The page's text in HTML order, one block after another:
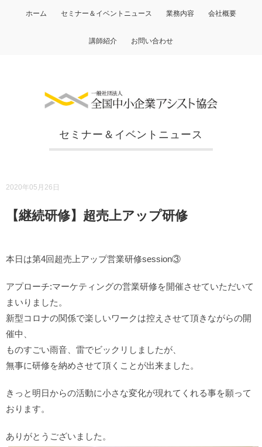
ホーム セミナー＆イベントニュース 業務内容 会社概要
講師紹介 お問い合わせ
セミナー＆イベントニュース
2020年05月26日
【継続研修】超売上アップ研修
本日は第4回超売上アップ営業研修session③
アプローチ:マーケティングの営業研修を開催させていただいて
まいりました。
新型コロナの関係で楽しいワークは控えさせて頂きながらの開
催中、
ものすごい雨音、雷でビックリしましたが、
無事に研修を納めさせて頂くことが出来ました。
きっと明日からの活動に小さな変化が現れてくれる事を願って
おります。
ありがとうございました。